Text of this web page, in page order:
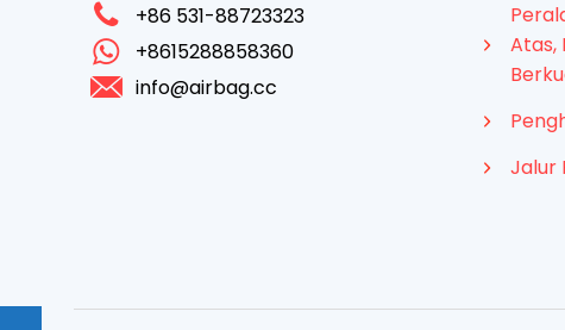
+86 531-88723323
+8615288858360
info@airbag.cc
Atas,
Jalur